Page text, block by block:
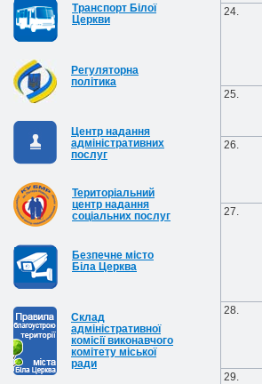
Транспорт Білої
Церкви
Регуляторна
політика
Центр надання
адміністративних
послуг
Територіальний
центр надання
соціальних послуг
Безпечне місто
Біла Церква
Cклад
адміністративної
комісії виконавчого
комітету міської
ради
24.
25.
26.
27.
28.
29.